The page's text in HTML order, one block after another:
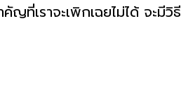
ที่เราจะเพิกเฉยไม่ได้ จะมีวิธี